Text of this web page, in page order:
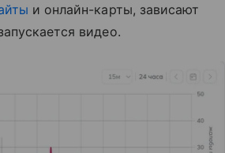
и онлайн-карты, зависают
видео.